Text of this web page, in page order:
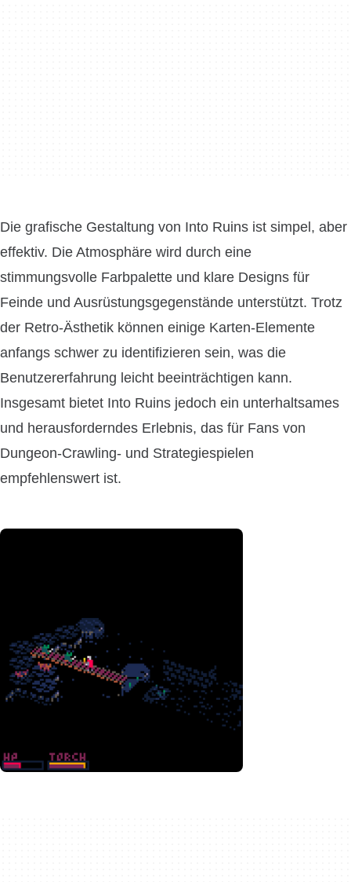
Die grafische Gestaltung von Into Ruins ist simpel, aber
effektiv. Die Atmosphäre wird durch eine
stimmungsvolle Farbpalette und klare Designs für
Feinde und Ausrüstungsgegenstände unterstützt. Trotz
der Retro-Ästhetik können einige Karten-Elemente
anfangs schwer zu identifizieren sein, was die
Benutzererfahrung leicht beeinträchtigen kann.
Insgesamt bietet Into Ruins jedoch ein unterhaltsames
und herausforderndes Erlebnis, das für Fans von
Dungeon-Crawling- und Strategiespielen
empfehlenswert ist.